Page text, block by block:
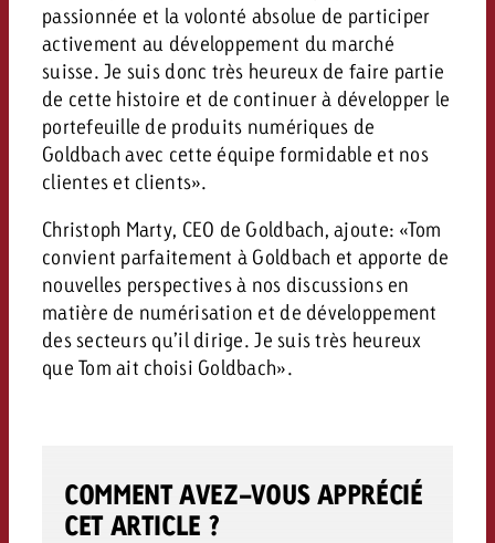
passionnée et la volonté absolue de participer
activement au développement du marché
suisse. Je suis donc très heureux de faire partie
de cette histoire et de continuer à développer le
portefeuille de produits numériques de
Goldbach avec cette équipe formidable et nos
clientes et clients».
Christoph Marty, CEO de Goldbach, ajoute: «Tom
convient parfaitement à Goldbach et apporte de
nouvelles perspectives à nos discussions en
matière de numérisation et de développement
des secteurs qu’il dirige. Je suis très heureux
que Tom ait choisi Goldbach».
COMMENT AVEZ-VOUS APPRÉCIÉ
CET ARTICLE ?